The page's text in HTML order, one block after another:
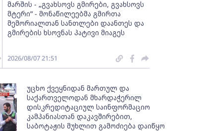
მარშის - „გვახსოვს გმირები, გვახსოვს
მტერი” - მონაწილეებმა გმირთა
მემორიალთან სანთლები დაანთეს და
გმირების ხსოვნას პატივი მიაგეს
2026/08/07 21:51
უცხო ქვეყნიდან მართულ და
საქართველოდან მხარდაჭერილ
დისკრედიტაციულ საინფორმაციო
კამპანიასთან დაკავშირებით,
საბოტაჟის მუხლით გამოძიება დაიწყო